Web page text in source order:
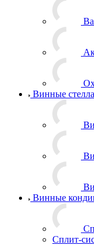
Винные
Винные
Сплит-